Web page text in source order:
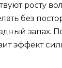
росту
без
запах.
эффект